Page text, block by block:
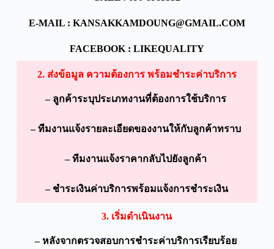
E-MAIL : KANSAKKAMDOUNG@GMAIL.COM
FACEBOOK : LIKEQUALITY
2. ส่งข้อมูล ความต้องการ พร้อมชำระค่าบริการ
– ลูกค้าระบุประเภทงานที่ต้องการใช้บริการ
– ทีมงานแจ้งรายละเอียดของงานให้กับลูกค้าทราบ
– ทีมงานแจ้งราคากลับไปยังลูกค้า
– ชำระเงินค่าบริการพร้อมแจ้งการชำระเงิน
3. เริ่มดำเนินงาน
– หลังจากตรวจสอบการชำระค่าบริการเรียบร้อย